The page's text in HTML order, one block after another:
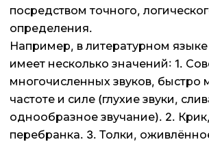
посредством точного,
определения.
Например, в литературном
имеет несколько значений: 1.
многочисленных звуков,
частоте и силе (глухие звуки,
однообразное звучание). 2.
перебранка. 3. Толки,